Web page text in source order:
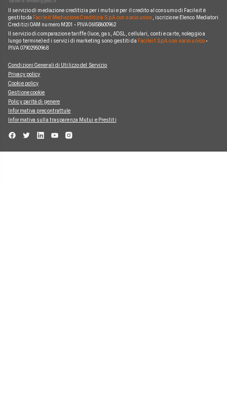
Il servizio di mediazione creditizia per i mutui e per il credito al consumo di Facile.it è
gestito da Facile.it Mediazione Creditizia S.p.A. con socio unico , iscrizione Elenco Mediatori
Creditizi OAM numero M201 • P.IVA 06158600962
Il servizio di comparazione tariffe (luce, gas, ADSL, cellulari, conti e carte, noleggio a
lungo termine) ed i servizi di marketing sono gestiti da Facile.it S.p.A. con socio unico•
P.IVA 07902950968
Condizioni Generali di Utilizzo del Servizio
Privacy policy
Cookie policy
Gestione cookie
Policy parità di genere
Informativa precontrattule
Informativa sulla trasparenza Mutui e Prestiti